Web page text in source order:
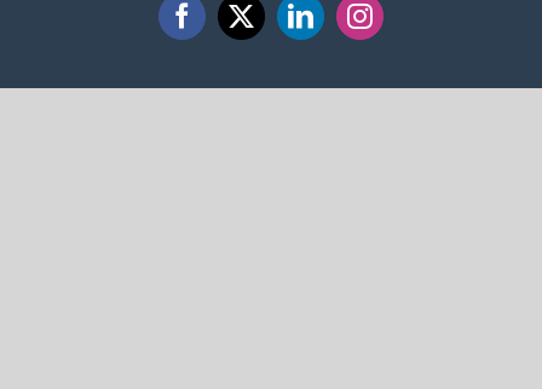
Facebook
X LinkedInInstagram